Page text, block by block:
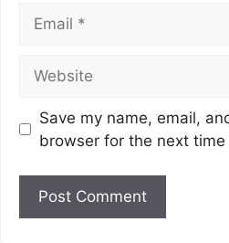
Save my name, email,
browser for the next time